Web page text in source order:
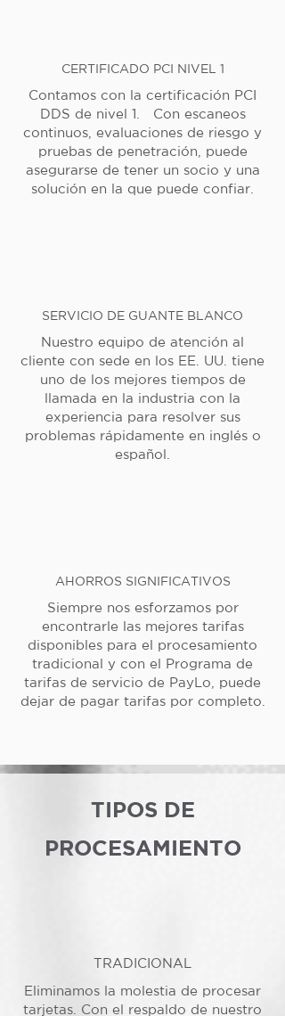
CERTIFICADO PCI NIVEL 1
Contamos con la certificación PCI
DDS de nivel 1. Con escaneos
continuos, evaluaciones de riesgo y
pruebas de penetración, puede
asegurarse de tener un socio y una
solución en la que puede confiar.
SERVICIO DE GUANTE BLANCO
Nuestro equipo de atención al
cliente con sede en los EE. UU. tiene
uno de los mejores tiempos de
llamada en la industria con la
experiencia para resolver sus
problemas rápidamente en inglés o
español.
AHORROS SIGNIFICATIVOS
Siempre nos esforzamos por
encontrarle las mejores tarifas
disponibles para el procesamiento
tradicional y con el Programa de
tarifas de servicio de PayLo, puede
dejar de pagar tarifas por completo.
TIPOS DE
PROCESAMIENTO
TRADICIONAL
Eliminamos la molestia de procesar
tarjetas. Con el respaldo de nuestro